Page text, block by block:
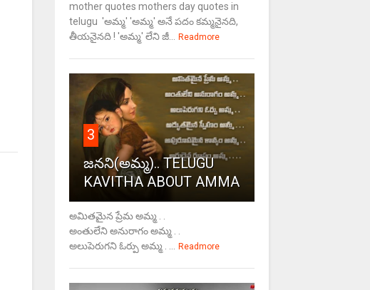
mother quotes mothers day quotes in
telugu 'అమ్మ' 'అమ్మ' అనే పదం కమ్మనైనది,
తీయనైనది ! 'అమ్మ' లేని జీ...
Readmore
3
జనని(అమ్మ).. TELUGU
KAVITHA ABOUT AMMA
అమితమైన ప్రేమ అమ్మ . .
అంతులేని అనురాగం అమ్మ . .
అలుపెరుగని ఓర్పు అమ్మ . ...
Readmore